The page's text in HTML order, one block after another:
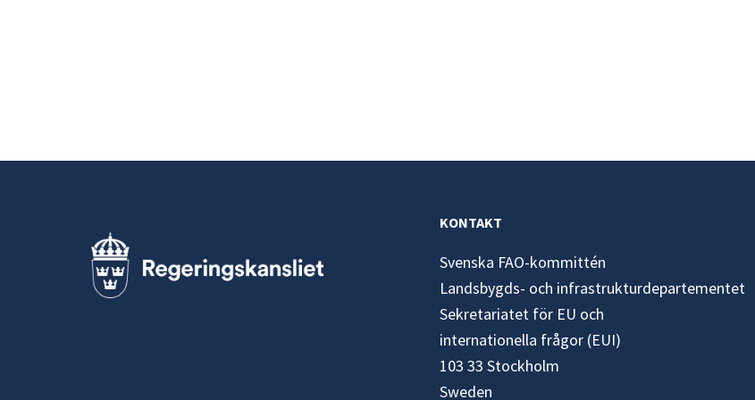
KONTAKT
Svenska FAO-kommittén
Landsbygds- och infrastrukturdepartementet
Sekretariatet för EU och
internationella frågor (EUI)
103 33 Stockholm
Sweden